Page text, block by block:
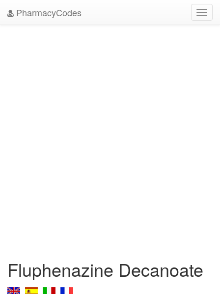
PharmacyCodes
Fluphenazine Decanoate